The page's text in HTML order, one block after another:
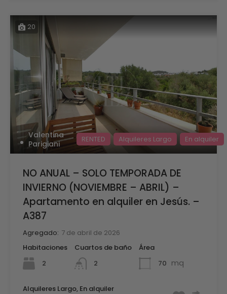
20
Valentina
Parigiani
RENTED Alquileres Largo En alquiler
NO ANUAL – SOLO TEMPORADA DE
INVIERNO (NOVIEMBRE – ABRIL) –
Apartamento en alquiler en Jesús. –
A387
Agregado: 7 de abril de 2026
Habitaciones
2
Cuartos de baño
2
Área
70 mq
Alquileres Largo, En alquiler